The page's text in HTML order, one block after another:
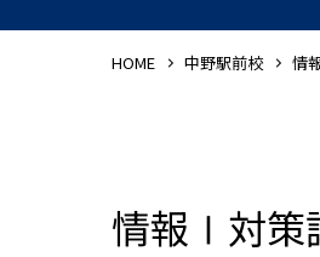
HOME 中野駅前校 情
情報Ⅰ対策